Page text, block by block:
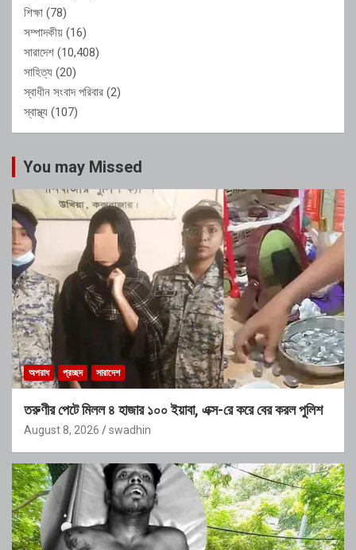
শিক্ষা (78)
সম্পাদকীয় (16)
সারাদেশ (10,408)
সাহিত্য (20)
স্বাধীন সংবাদ পরিবার (2)
স্বাস্থ্য (107)
You may Missed
অপরাধ প্রচ্ছদ সারাদেশ
তরুণীর পেটে মিলল ৪ হাজার ১০০ ইয়াবা, এক্স-রে করে বের করল পুলিশ
August 8, 2026 swadhin